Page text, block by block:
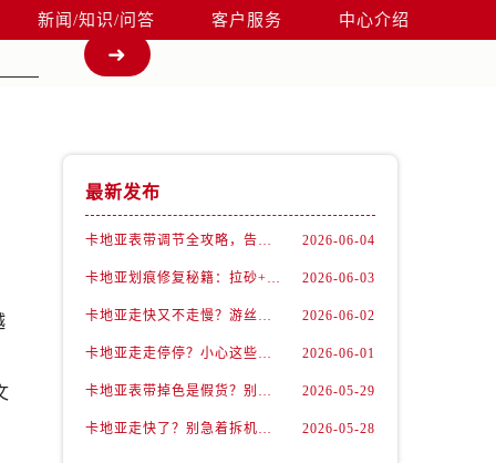
新闻/知识/问答 客户服务 中心介绍
最新发布
卡地亚表带调节全攻略，告别过短烦恼 2026-06-04
卡地亚划痕修复秘籍：拉砂+抛光双工艺还原如新 2026-06-03
卡地亚走快又不走慢？游丝问题你了解多少？ 2026-06-02
卡地亚走走停停？小心这些隐藏杀手 2026-06-01
卡地亚表带掉色是假货？别急，可能是这些日常习惯惹的祸 2026-05-29
卡地亚走快了？别急着拆机，先做这一步 2026-05-28